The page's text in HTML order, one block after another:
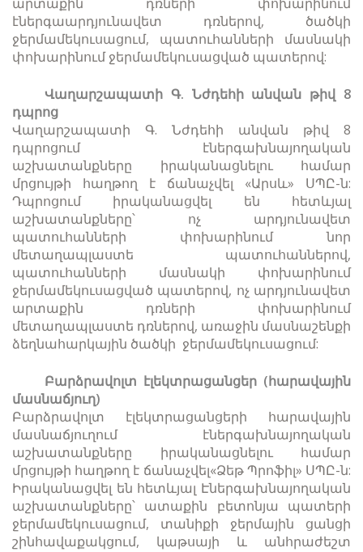
էներգաարդյունավետ դռներով, ծածկի
ջերմամեկուսացում, պատուհանների մասնակի
փոխարինում ջերմամեկուսացված պատերով:
Վաղարշապատի Գ. Նժդեհի անվան թիվ 8
դպրոց
Վաղարշապատի Գ. Նժդեհի անվան թիվ 8
դպրոցում էներգախնայողական
աշխատանքները իրականացնելու համար
մրցույթի հաղթող է ճանաչվել «Արսև» ՍՊԸ-ն:
Դպրոցում իրականացվել են հետևյալ
աշխատանքները՝ ոչ արդյունավետ
պատուհանների փոխարինում նոր
մետաղապլաստե պատուհաններով,
պատուհանների մասնակի փոխարինում
ջերմամեկուսացված պատերով, ոչ արդյունավետ
արտաքին դռների փոխարինում
մետաղապլաստե դռներով, առաջին մասնաշենքի
ձեղնահարկային ծածկի ջերմամեկուսացում:
Բարձրավոլտ էլեկտրացանցեր (հարավային
մասնաճյուղ)
Բարձրավոլտ էլեկտրացանցերի հարավային
մասնաճյուղում էներգախնայողական
աշխատանքները իրականացնելու համար
մրցույթի հաղթող է ճանաչվել«Ձեթ Պրոֆիլ» ՍՊԸ-ն:
Իրականացվել են հետևյալ Էներգախնայողական
աշխատանքները՝ ատաքին բետոնյա պատերի
ջերմամեկուսացում, տանիքի ջերմային ցանցի
շինհավաքակցում, կաթսայի և անհրաժեշտ